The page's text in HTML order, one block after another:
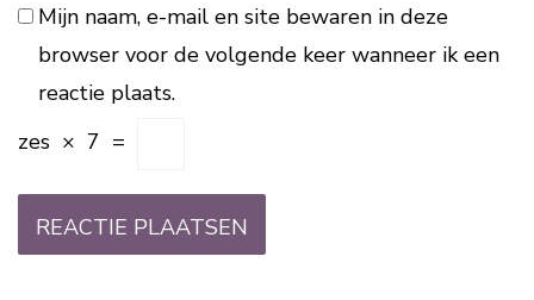
Mijn naam, e-mail en site bewaren in deze
browser voor de volgende keer wanneer ik een
reactie plaats.
zes × 7 =